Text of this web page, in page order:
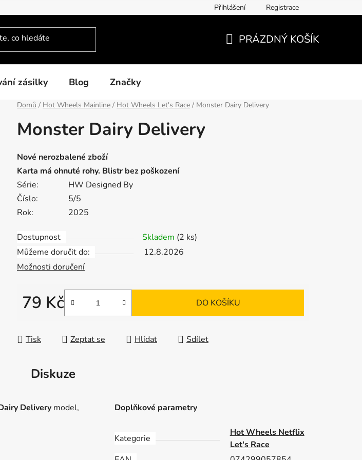
Přihlášení Registrace
PRÁZDNÝ KOŠÍK
zásilky Blog Značky
Domů / Hot Wheels Mainline / Hot Wheels Let's Race / Monster Dairy Delivery
Monster Dairy Delivery
Nové nerozbalené zboží
Karta má ohnuté rohy. Blistr bez poškození
Série:
HW Designed By
Číslo:
5/5
Rok:
2025
Dostupnost Skladem (2 ks)
Můžeme doručit do:
12.8.2026
Možnosti doručení
79 Kč
Měrná cena:
DO KOŠÍKU
Tisk Zeptat se Hlídat Sdílet
Diskuze
Delivery model,
Doplňkové parametry
Kategorie
Hot Wheels Netflix
Let's Race